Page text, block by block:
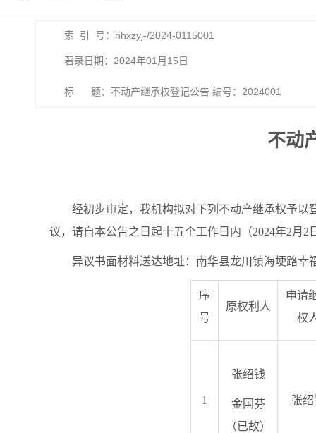
索 引 号：nhxzyj-/2024-0115001
著录日期：2024年01月15日
标 题：不动产继承权登记公告 编号：2024001
不动
经初步审定，我机构拟对下列不动产继承权予
议，请自本公告之日起十五个工作日内（2024年2月
异议书面材料送达地址：南华县龙川镇海埂路幸
序
号
原权利人
申请
权
1
张绍钱
金国芬
（已故）
张绍